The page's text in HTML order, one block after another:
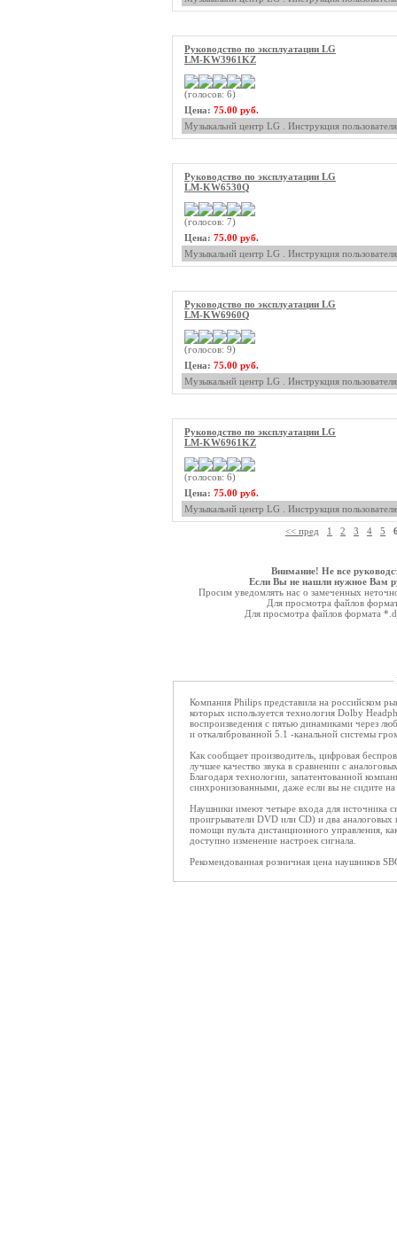
Руководство по эксплуатации LG
LM-KW3961KZ
(голосов: 6)
Цена: 75.00 руб.
Музыкальнй центр LG . Инструкция
Руководство по эксплуатации LG
LM-KW6530Q
(голосов: 7)
Цена: 75.00 руб.
Музыкальнй центр LG . Инструкция
Руководство по эксплуатации LG
LM-KW6960Q
(голосов: 9)
Цена: 75.00 руб.
Музыкальнй центр LG . Инструкция
Руководство по эксплуатации LG
LM-KW6961KZ
(голосов: 6)
Цена: 75.00 руб.
Музыкальнй центр LG . Инструкция
<< пред 1 2 3 4 5
Внимание! Не все
Если Вы не нашли нужное Вам
Просим уведомлять нас о замеченных
Для просмотра файлов
Для просмотра файлов формата
Компания Philips представила на российском
которых используется технология Dolby
воспроизведения с пятью динамиками через
и откалиброванной 5.1 -канальной системы
Как сообщает производитель, цифровая
лучшее качество звука в сравнении с
Благодаря технологии, запатентованной
синхронизованными, даже если вы не сидите
Наушники имеют четыре входа для источника
проигрыватели DVD или CD) и два
помощи пульта дистанционного управления,
доступно изменение настроек сигнала.
Рекомендованная розничная цена наушников